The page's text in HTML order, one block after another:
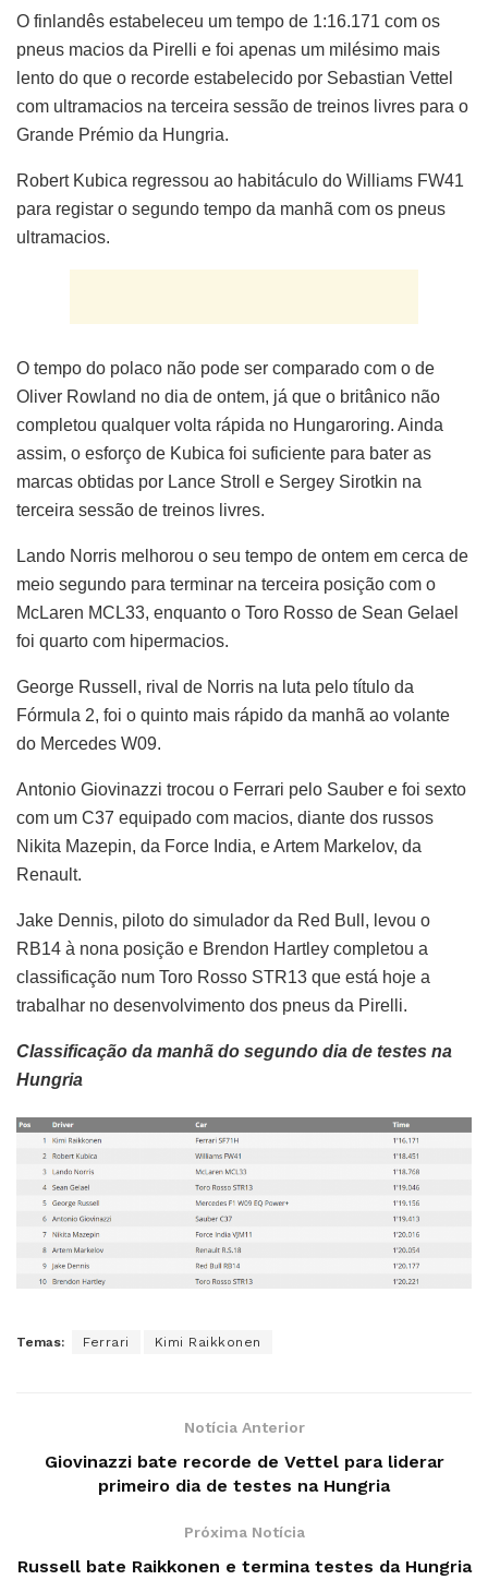
O finlandês estabeleceu um tempo de 1:16.171 com os
pneus macios da Pirelli e foi apenas um milésimo mais
lento do que o recorde estabelecido por Sebastian Vettel
com ultramacios na terceira sessão de treinos livres para o
Grande Prémio da Hungria.
Robert Kubica regressou ao habitáculo do Williams FW41
para registar o segundo tempo da manhã com os pneus
ultramacios.
O tempo do polaco não pode ser comparado com o de
Oliver Rowland no dia de ontem, já que o britânico não
completou qualquer volta rápida no Hungaroring. Ainda
assim, o esforço de Kubica foi suficiente para bater as
marcas obtidas por Lance Stroll e Sergey Sirotkin na
terceira sessão de treinos livres.
Lando Norris melhorou o seu tempo de ontem em cerca de
meio segundo para terminar na terceira posição com o
McLaren MCL33, enquanto o Toro Rosso de Sean Gelael
foi quarto com hipermacios.
George Russell, rival de Norris na luta pelo título da
Fórmula 2, foi o quinto mais rápido da manhã ao volante
do Mercedes W09.
Antonio Giovinazzi trocou o Ferrari pelo Sauber e foi sexto
com um C37 equipado com macios, diante dos russos
Nikita Mazepin, da Force India, e Artem Markelov, da
Renault.
Jake Dennis, piloto do simulador da Red Bull, levou o
RB14 à nona posição e Brendon Hartley completou a
classificação num Toro Rosso STR13 que está hoje a
trabalhar no desenvolvimento dos pneus da Pirelli.
Classificação da manhã do segundo dia de testes na
Hungria
Temas: Ferrari Kimi Raikkonen
Notícia Anterior
Giovinazzi bate recorde de Vettel para liderar
primeiro dia de testes na Hungria
Próxima Notícia
Russell bate Raikkonen e termina testes da Hungria